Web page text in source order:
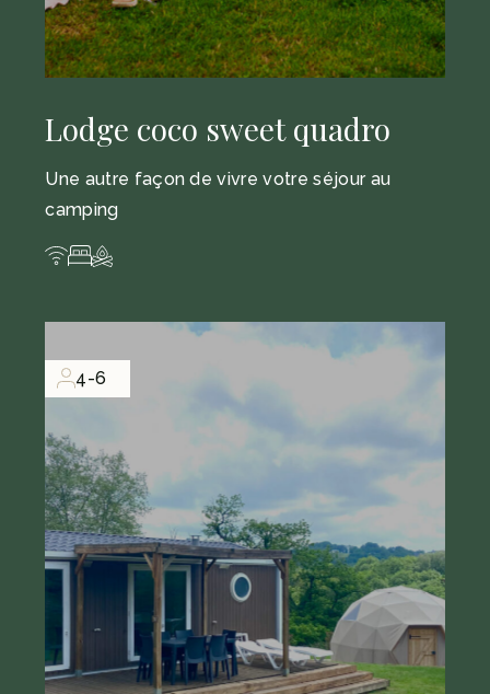
Lodge coco sweet quadro
Une autre façon de vivre votre séjour au
camping
4-6